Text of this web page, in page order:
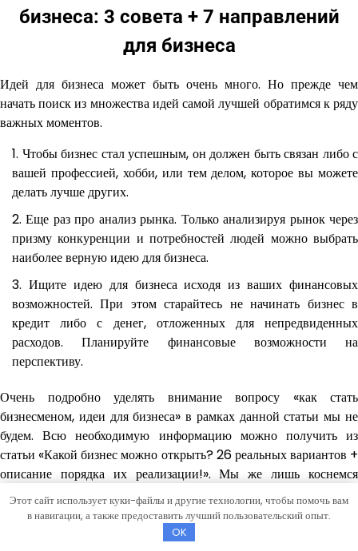
бизнеса: 3 совета + 7 направлений
для бизнеса
Идей для бизнеса может быть очень много. Но прежде чем
начать поиск из множества идей самой лучшей обратимся к ряду
важных моментов.
Чтобы бизнес стал успешным, он должен быть связан либо с
вашей профессией, хобби, или тем делом, которое вы можете
делать лучше других.
Еще раз про анализ рынка. Только анализируя рынок через
призму конкуренции и потребностей людей можно выбрать
наиболее верную идею для бизнеса.
Ищите идею для бизнеса исходя из ваших финансовых
возможностей. При этом старайтесь не начинать бизнес в
кредит либо с денег, отложенных для непредвиденных
расходов. Планируйте финансовые возможности на
перспективу.
Очень подробно уделять внимание вопросу «как стать
бизнесменом, идеи для бизнеса» в рамках данной статьи мы не
будем. Всю необходимую информацию можно получить из
статьи «Какой бизнес можно открыть? 26 реальных вариантов +
описание порядка их реализации!». Мы же лишь коснемся
нескольких направлений, на которые стоит обратить внимание
перед тем как стать бизнесменом.
Этот сайт использует куки-файлы и другие технологии, чтобы помочь вам
в навигации, а также предоставить лучший пользовательский опыт.
OK